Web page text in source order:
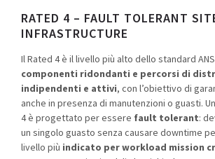
RATED 4 – FAULT TOLERANT
INFRASTRUCTURE
Il Rated 4 è il livello più alto dello standard
componenti ridondanti e percorsi di
indipendenti e attivi, con l’obiettivo di
anche in presenza di manutenzioni o guasti.
4 è progettato per essere fault tolerant:
un singolo guasto senza causare downtime
livello più indicato per workload mission